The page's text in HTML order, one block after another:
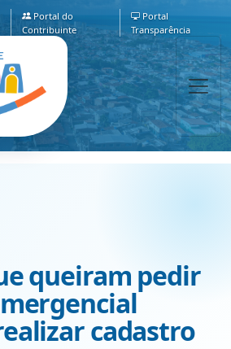
Portal do
Contribuinte
Portal
Transparência
queiram pedir
cadastro